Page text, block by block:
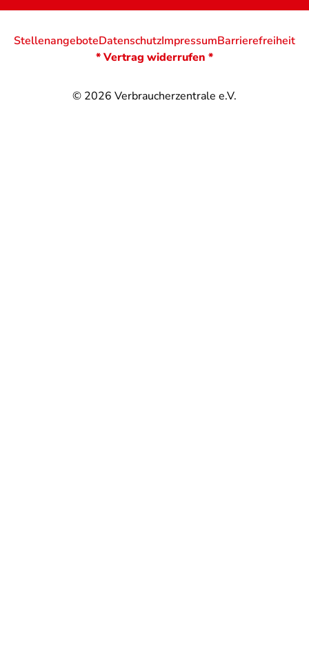
© 2026 Verbraucherzentrale e.V.
StellenangeboteDatenschutzImpressumBarrierefreiheit
* Vertrag widerrufen *